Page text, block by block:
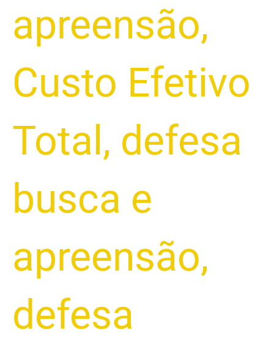
apreensão,
Custo Efetivo
Total , defesa
busca e
apreensão,
defesa